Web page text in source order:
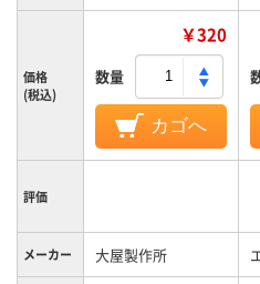
価格
(税込)
￥320
数量
カゴへ
評価
メーカー 大屋製作所